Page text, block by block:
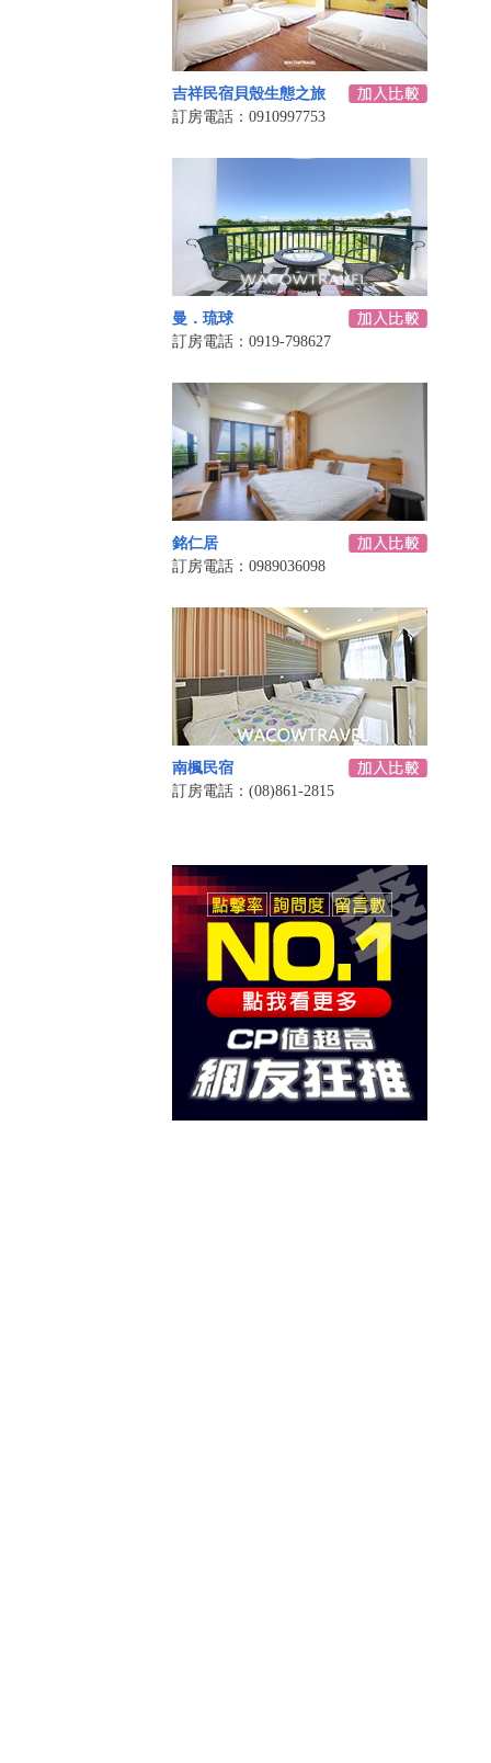
吉祥民宿貝殼生態之旅
訂房電話：0910997753
曼．琉球
訂房電話：0919-798627
銘仁居
訂房電話：0989036098
南楓民宿
訂房電話：(08)861-2815